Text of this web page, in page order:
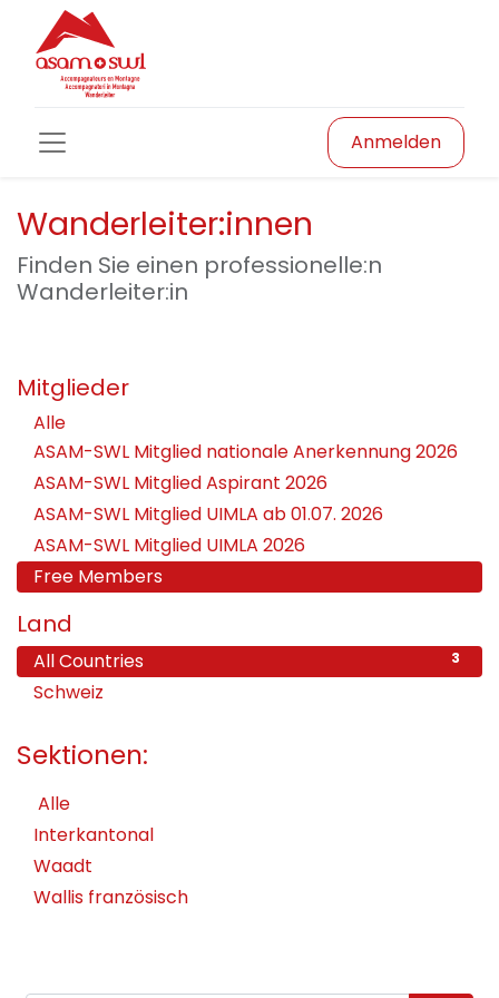
Anmelden
Wanderleiter:innen
Finden Sie einen professionelle:n
Wanderleiter:in
Mitglieder
Alle
ASAM-SWL Mitglied nationale Anerkennung 2026
ASAM-SWL Mitglied Aspirant 2026
ASAM-SWL Mitglied UIMLA ab 01.07. 2026
ASAM-SWL Mitglied UIMLA 2026
Free Members
Land
All Countries 3
Schweiz
Sektionen:
Alle
Interkantonal
Waadt
Wallis französisch